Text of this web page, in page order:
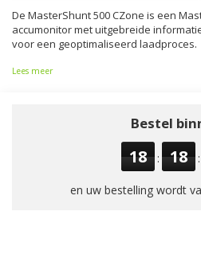
De MasterShunt 500 CZone is een
accumonitor met uitgebreide
voor een geoptimaliseerd laadproces.
Lees meer
Bestel
18 : 18 :
en uw bestelling wordt